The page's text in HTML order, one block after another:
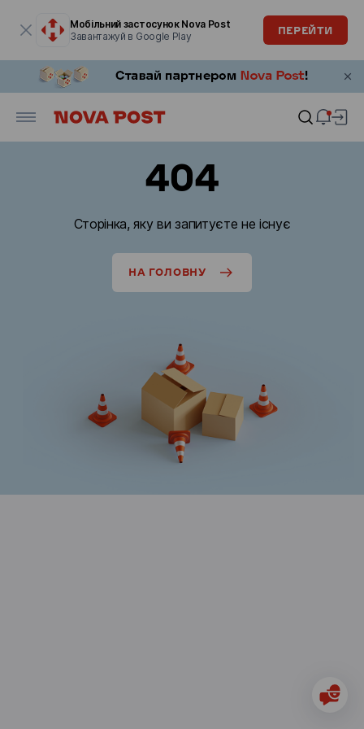
Мобільний застосунок Nova Post
Завантажуй в Google Play
ПЕРЕЙТИ
404
Сторінка, яку ви запитуєте не існує
НА ГОЛОВНУ